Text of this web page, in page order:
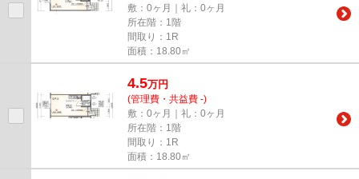
敷：0ヶ月｜礼：0ヶ月
所在階：1階
間取り：1R
面積：18.80㎡
4.5万円
(管理費・共益費 -)
敷：0ヶ月｜礼：0ヶ月
所在階：1階
間取り：1R
面積：18.80㎡